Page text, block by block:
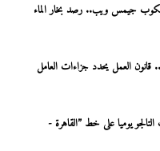
جيمس ويب.. رصد بخار الماء
قانون العمل يحدد جزاءات العامل
يوميا على خط ”القاهرة -